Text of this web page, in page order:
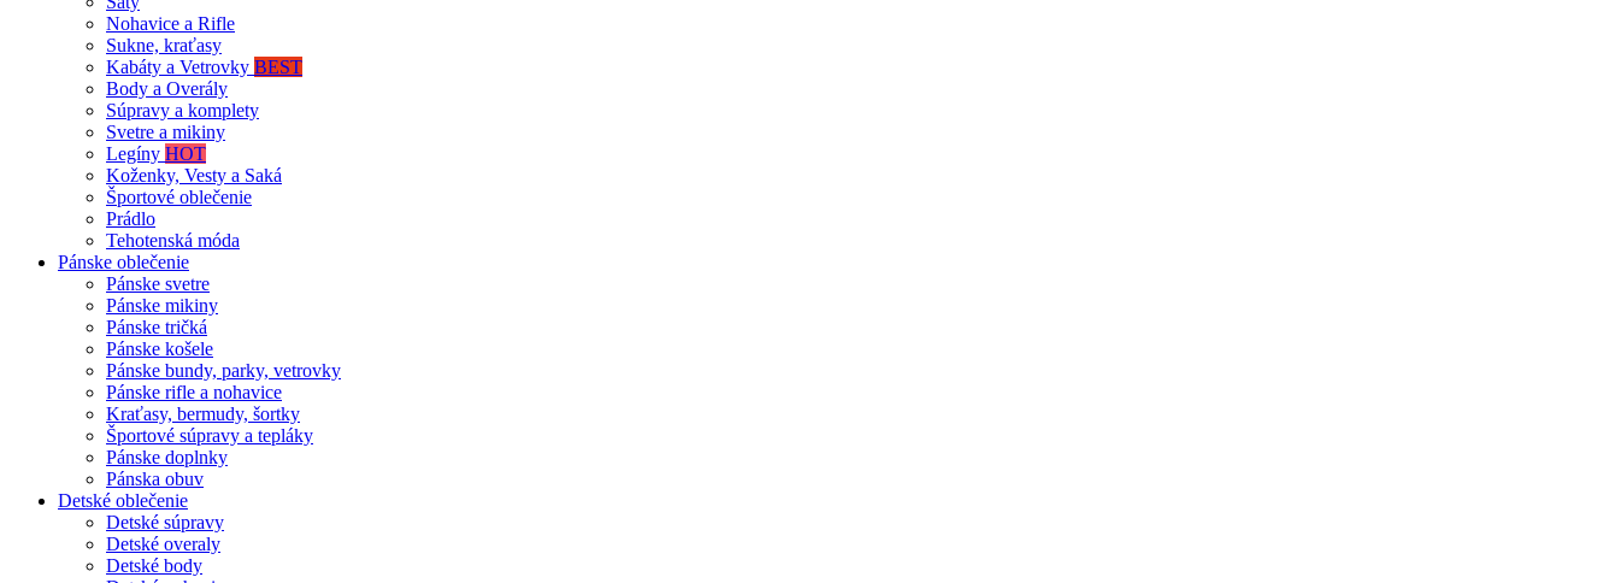
Nohavice a Rifle
Sukne, kraťasy
Kabáty a Vetrovky BEST
Body a Overály
Súpravy a komplety
Svetre a mikiny
Legíny HOT
Koženky, Vesty a Saká
Športové oblečenie
Prádlo
Tehotenská móda
Pánske oblečenie
Pánske svetre
Pánske mikiny
Pánske tričká
Pánske košele
Pánske bundy, parky, vetrovky
Pánske rifle a nohavice
Kraťasy, bermudy, šortky
Športové súpravy a tepláky
Pánske doplnky
Pánska obuv
Detské oblečenie
Detské súpravy
Detské overaly
Detské body